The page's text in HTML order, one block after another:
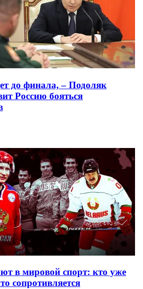
до финала, – Подоляк
Россию бояться
в мировой спорт: кто уже
сопротивляется